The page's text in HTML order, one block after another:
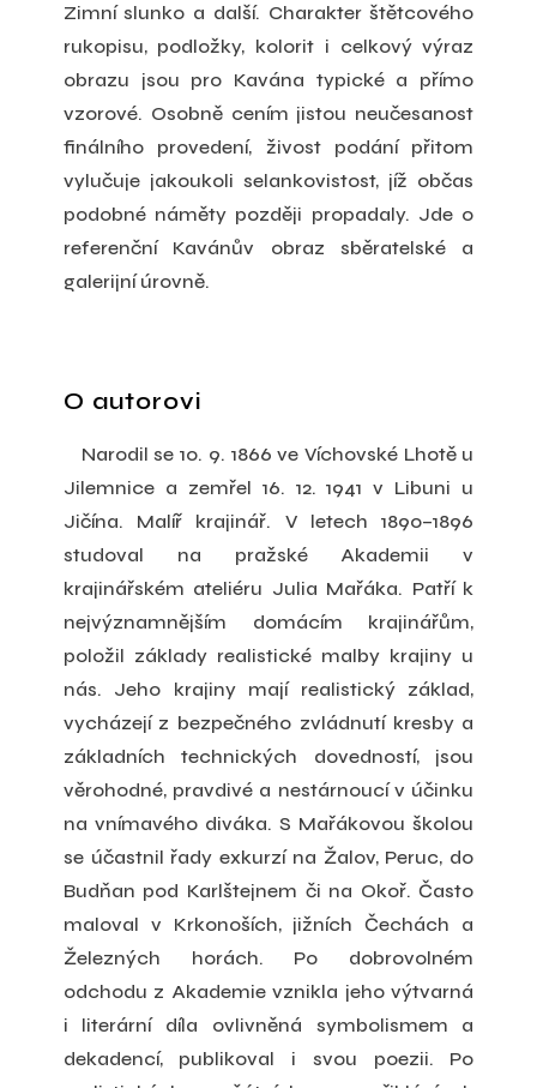
Zimní slunko a další. Charakter štětcového
rukopisu, podložky, kolorit i celkový výraz
obrazu jsou pro Kavána typické a přímo
vzorové. Osobně cením jistou neučesanost
finálního provedení, živost podání přitom
vylučuje jakoukoli selankovistost, jíž občas
podobné náměty později propadaly. Jde o
referenční Kavánův obraz sběratelské a
galerijní úrovně.
O autorovi
Narodil se 10. 9. 1866 ve Víchovské Lhotě u
Jilemnice a zemřel 16. 12. 1941 v Libuni u
Jičína. Malíř krajinář. V letech 1890–1896
studoval na pražské Akademii v
krajinářském ateliéru Julia Mařáka. Patří k
nejvýznamnějším domácím krajinářům,
položil základy realistické malby krajiny u
nás. Jeho krajiny mají realistický základ,
vycházejí z bezpečného zvládnutí kresby a
základních technických dovedností, jsou
věrohodné, pravdivé a nestárnoucí v účinku
na vnímavého diváka. S Mařákovou školou
se účastnil řady exkurzí na Žalov, Peruc, do
Budňan pod Karlštejnem či na Okoř. Často
maloval v Krkonoších, jižních Čechách a
Železných horách. Po dobrovolném
odchodu z Akademie vznikla jeho výtvarná
i literární díla ovlivněná symbolismem a
dekadencí, publikoval i svou poezii. Po